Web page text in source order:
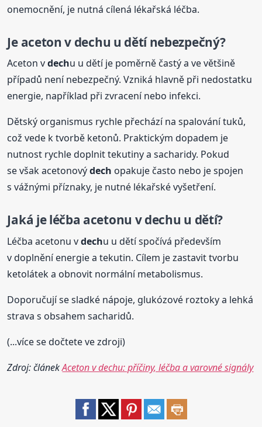
onemocnění, je nutná cílená lékařská léčba.
Je aceton v dechu u dětí nebezpečný?
Aceton vdechu u dětí je poměrně častý a ve většině
případů není nebezpečný. Vzniká hlavně při nedostatku
energie, například při zvracení nebo infekci.
Dětský organismus rychle přechází na spalování tuků,
což vede k tvorbě ketonů. Praktickým dopadem je
nutnost rychle doplnit tekutiny a sacharidy. Pokud
se však acetonovýdech opakuje často nebo je spojen
s vážnými příznaky, je nutné lékařské vyšetření.
Jaká je léčba acetonu vdechu u dětí?
Léčba acetonu vdechu u dětí spočívá především
v doplnění energie a tekutin. Cílem je zastavit tvorbu
ketolátek a obnovit normální metabolismus.
Doporučují se sladké nápoje, glukózové roztoky a lehká
strava s obsahem sacharidů.
(...více se dočtete ve zdroji)
Zdroj: článekAceton v dechu: příčiny, léčba a varovné signály